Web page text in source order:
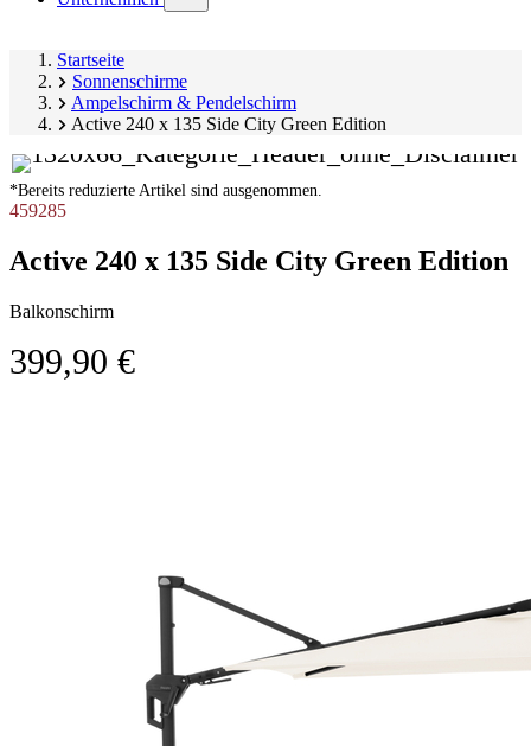
submenu)
Startseite
Sonnenschirme
Ampelschirm & Pendelschirm
Active 240 x 135 Side City Green Edition
*Bereits reduzierte Artikel sind ausgenommen.
459285
Active 240 x 135 Side City Green Edition
Balkonschirm
399,90 €